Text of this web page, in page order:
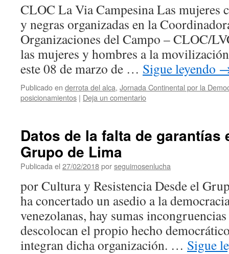
CLOC La Via Campesina Las mujeres
y negras organizadas en la
Organizaciones del Campo – CLOC/
las mujeres y hombres a la
este 08 de marzo de … Sigue leyendo
Publicado en derrota del alca, Jornada Continental por la
posicionamientos | Deja un comentario
Datos de la falta de garantías
Grupo de Lima
Publicada el 27/02/2018porseguimosenlucha
por Cultura y Resistencia Desde el
ha concertado un asedio a la
venezolanas, hay sumas
descolocan el propio hecho
integran dicha organización. … Sigue